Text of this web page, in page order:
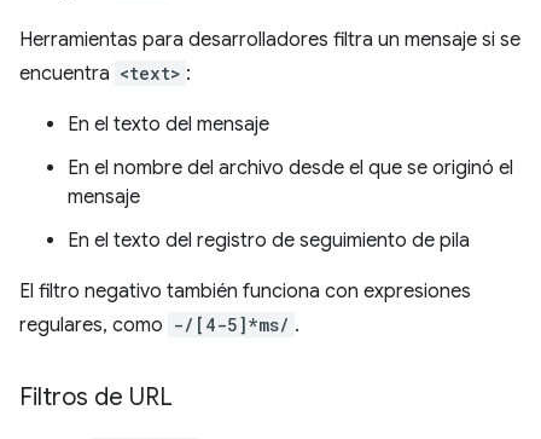
Herramientas para desarrolladores filtra un mensaje si se
encuentra <text> :
En el texto del mensaje
En el nombre del archivo desde el que se originó el
mensaje
En el texto del registro de seguimiento de pila
El filtro negativo también funciona con expresiones
regulares, como -/[4-5]*ms/ .
Filtros de URL